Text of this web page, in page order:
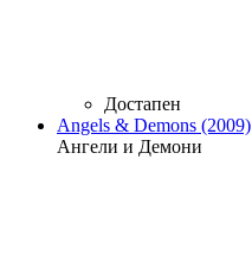
Достапен
Angels & Demons (2009)
Ангели и Демони